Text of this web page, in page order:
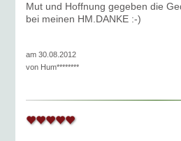
Mut und Hoffnung gegeben die
bei meinen HM.DANKE :-)
am 30.08.2012
von Hum********